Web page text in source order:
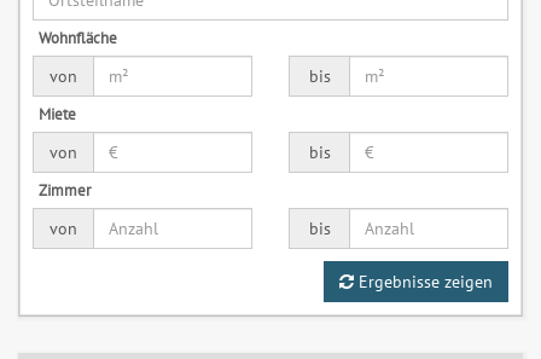
Wohnfläche
von
bis
Miete
von
bis
Zimmer
von
bis
Ergebnisse zeigen